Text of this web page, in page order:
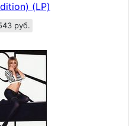
(LP)
руб.